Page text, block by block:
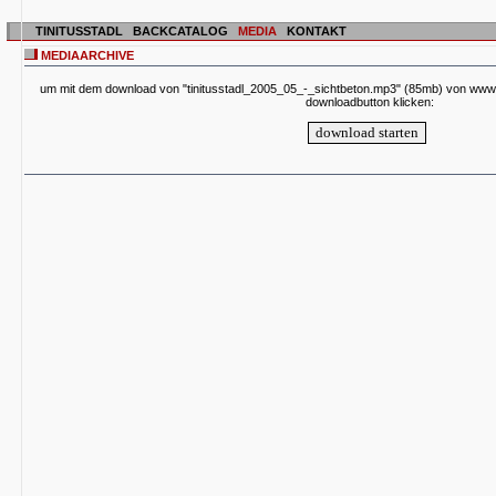
TINITUSSTADL BACKCATALOG MEDIA
KONTAKT
MEDIAARCHIVE
um mit dem download von "tinitusstadl_2005_05_-_sichtbeton.mp3" (85mb) von
downloadbutton klicken: